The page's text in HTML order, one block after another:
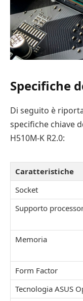
Specifiche
Di seguito è
specifiche chiave
H510M-K R2.0:
Caratteristiche
Socket
Supporto
Memoria
Form Factor
Tecnologia ASUS